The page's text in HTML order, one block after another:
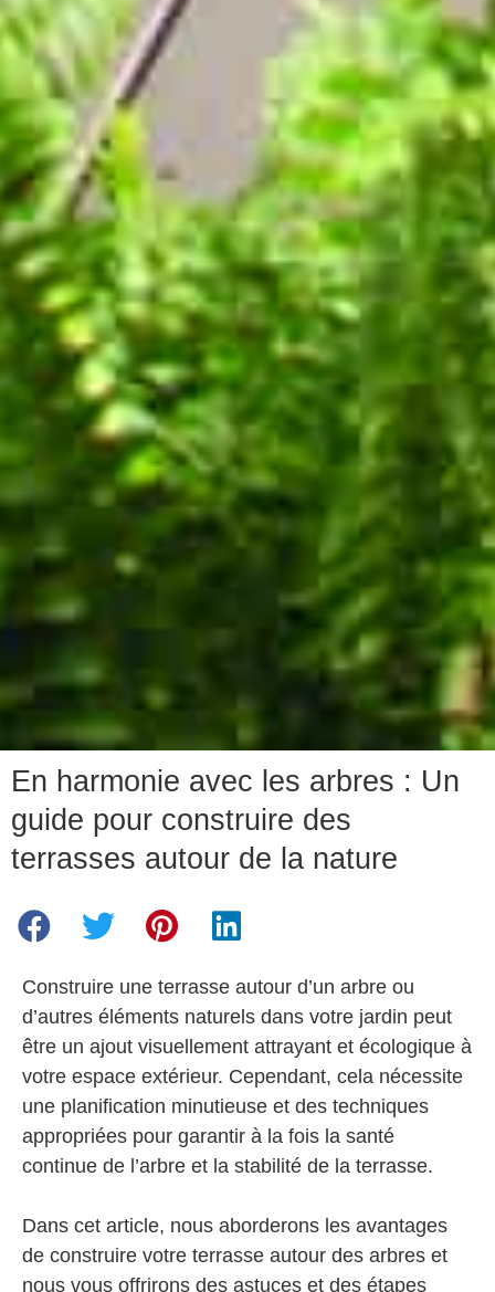
En harmonie avec les arbres : Un
guide pour construire des
terrasses autour de la nature
Construire une terrasse autour d’un arbre ou
d’autres éléments naturels dans votre jardin peut
être un ajout visuellement attrayant et écologique à
votre espace extérieur. Cependant, cela nécessite
une planification minutieuse et des techniques
appropriées pour garantir à la fois la santé
continue de l’arbre et la stabilité de la terrasse.
Dans cet article, nous aborderons les avantages
de construire votre terrasse autour des arbres et
nous vous offrirons des astuces et des étapes